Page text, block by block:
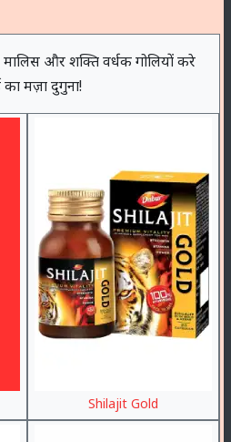
मालिस और शक्ति वर्धक गोलियों करे
का मज़ा दुगुना!
Shilajit Gold